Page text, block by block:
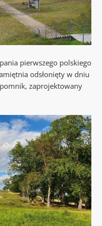
pierwszego polskiego
odsłonięty w dniu
zaprojektowany